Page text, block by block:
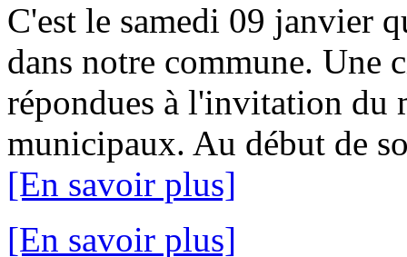
C'est le samedi 09 janvier
dans notre commune. Une
répondues à l'invitation du
municipaux. Au début de
[En savoir plus]
[En savoir plus]